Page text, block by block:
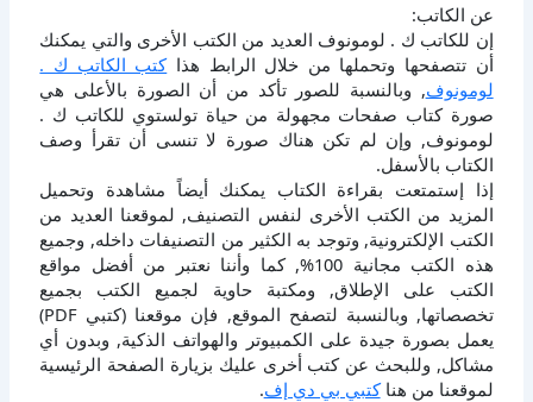
عن الكاتب:
إن للكاتب ك . لومونوف العديد من الكتب الأخرى والتي يمكنك
أن تتصفحها وتحملها من خلال الرابط هذاكتب الكاتب ك .
لومونوف, وبالنسبة للصور تأكد من أن الصورة بالأعلى هي
صورة كتاب صفحات مجهولة من حياة تولستوي للكاتب ك .
لومونوف, وإن لم تكن هناك صورة لا تنسى أن تقرأ وصف
الكتاب بالأسفل.
إذا إستمتعت بقراءة الكتاب يمكنك أيضاً مشاهدة وتحميل
المزيد من الكتب الأخرى لنفس التصنيف, لموقعنا العديد من
الكتب الإلكترونية, وتوجد به الكثير من التصنيفات داخله, وجميع
هذه الكتب مجانية 100%, كما وأننا نعتبر من أفضل مواقع
الكتب على الإطلاق, ومكتبة حاوية لجميع الكتب بجميع
تخصصاتها, وبالنسبة لتصفح الموقع, فإن موقعنا (كتبي PDF)
يعمل بصورة جيدة على الكمبيوتر والهواتف الذكية, وبدون أي
مشاكل, وللبحث عن كتب أخرى عليك بزيارة الصفحة الرئيسية
لموقعنا من هناكتبي بي دي إف.